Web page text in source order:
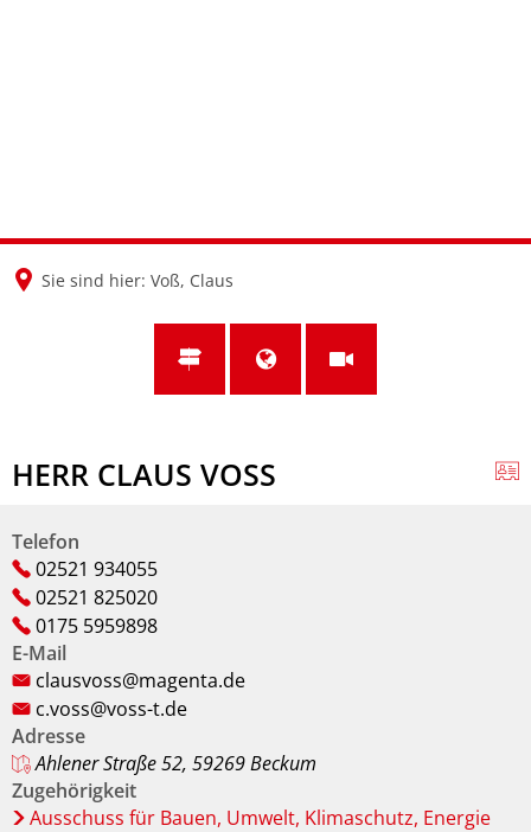
Sie sind hier: Voß, Claus
HERR CLAUS VOSS
Telefon
02521 934055
02521 825020
0175 5959898
E-Mail
clausvoss@magenta.de
c.voss@voss-t.de
Adresse
Ahlener Straße 52, 59269 Beckum
Zugehörigkeit
Ausschuss für Bauen, Umwelt, Klimaschutz, Energie